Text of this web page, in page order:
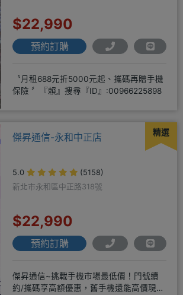
$22,990
預約訂購
〝月租688元折5000元起、攜碼再贈手機
保險 〞『賴』搜尋『ID』:00966225898
精選
傑昇通信-永和中正店
5.0
(5158)
新北市永和區中正路318號
$22,990
預約訂購
傑昇通信~挑戰手機市場最低價！門號續
約/攜碼享高額優惠，舊手機還能高價現金